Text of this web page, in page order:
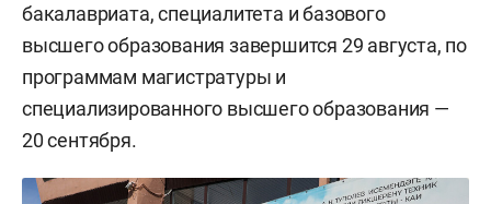
бакалавриата, специалитета и базового
высшего образования завершится 29 августа, по
программам магистратуры и
специализированного высшего образования —
20 сентября.